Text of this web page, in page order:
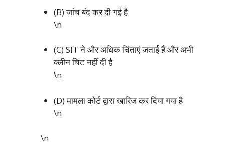
(B) जांच बंद कर दी गई है
\n
(C) SIT ने और अधिक चिंताएं जताई हैं और अभी
क्लीन चिट नहीं दी है
\n
(D) मामला कोर्ट द्वारा खारिज कर दिया गया है
\n
\n